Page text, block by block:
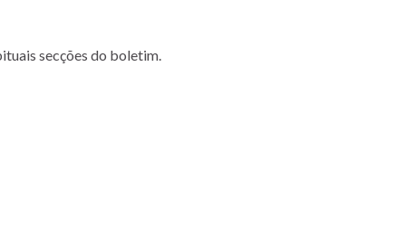
secções do boletim.